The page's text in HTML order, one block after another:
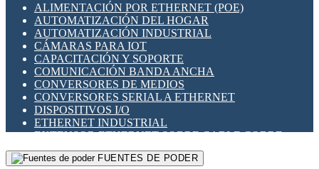
SENSORES INDUCTIVOS
TEMPORIZADORES
VARIACS
VARIADORES DE FRECUENCIA [VDF]
SECCIONADORES - INTERRUPTORES
MAQUINARIA
HERRAMIENTAS VARIAS
ILUMINACIÓN LED
INTERRUPTORES REED
INTERFACES DE RELÉ
OTROS RELÉS
PROTECCIÓN TÉRMICA
RELÉS AUTOMOTRICES
RELÉS DE SEÑAL
RELÉS DE ESTADO SÓLIDO SSR
RELÉS INDUSTRIALES
RELÉS MINIATURA DE POTENCIA
SENSORES MAGNÉTICOS
ALIMENTACIÓN POR ETHERNET (POE)
AUTOMATIZACIÓN DEL HOGAR
AUTOMATIZACIÓN INDUSTRIAL
CÁMARAS PARA IOT
CAPACITACIÓN Y SOPORTE
COMUNICACIÓN BANDA ANCHA
CONVERSORES DE MEDIOS
CONVERSORES SERIAL A ETHERNET
DISPOSITIVOS I/O
ETHERNET INDUSTRIAL
EXTENSOR ETHERNET SOBRE CABLE COBRE
GATEWAY LORAWAN
GESTIÓN DE REDESFUENTES DE PODER